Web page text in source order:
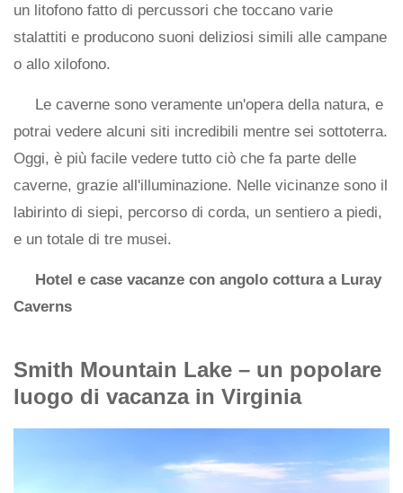
un litofono fatto di percussori che toccano varie
stalattiti e producono suoni deliziosi simili alle campane
o allo xilofono.
Le caverne sono veramente un'opera della natura, e
potrai vedere alcuni siti incredibili mentre sei sottoterra.
Oggi, è più facile vedere tutto ciò che fa parte delle
caverne, grazie all'illuminazione. Nelle vicinanze sono il
labirinto di siepi, percorso di corda, un sentiero a piedi,
e un totale di tre musei.
Hotel e case vacanze con angolo cottura a Luray
Caverns
Smith Mountain Lake – un popolare
luogo di vacanza in Virginia